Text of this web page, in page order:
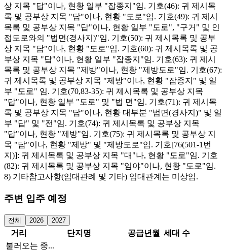
상 지목 "답"이나, 현황 일부 "잡종지"임. 기호(46): 귀 제시목
록 및 공부상 지목 "답"이나, 현황 "도로"임. 기호(49): 귀 제시
목록 및 공부상 지목 "답"이나, 현황 일부 "도로", "구거" 및 인
접도로와의 "법면(경사지)"임. 기호(50): 귀 제시목록 및 공부
상 지목 "답"이나, 현황 "도로"임. 기호(60): 귀 제시목록 및 공
부상 지목 "답"이나, 현황 일부 "잡종지"임. 기호(63): 귀 제시
목록 및 공부상 지목 "제방"이나, 현황 "제방도로"임. 기호(67):
귀 제시목록 및 공부상 지목 "제방"이나, 현황 "잡종지" 및 일
부 "도로" 임. 기호(70,83-35): 귀 제시목록 및 공부상 지목
"답"이나, 현황 일부 "도로" 및 "법 면"임. 기호(71): 귀 제시목
록 및 공부상 지목 "답"이나, 현황 대부분 "법면(경사지)" 및 일
부 "답" 및 "전"임. 기호(74): 귀 제시목록 및 공부상 지목
"답"이나, 현황 "제방"임. 기호(75): 귀 제시목록 및 공부상 지
목 "답"이나, 현황 "제방" 및 "제방도로"임. 기호[76(501-1번
지)]: 귀 제시목록 및 공부상 지목 "대"나, 현황 "도로"임. 기호
(82): 귀 제시목록 및 공부상 지목 "임야"이나, 현황 "도로"임.
8) 기타참고사항(임대관례 및 기타) 임대관계는 미상임.
주변 입주 예정
전체 2026 2027
거리 단지명 공급년월 세대 수
불러오는 중...